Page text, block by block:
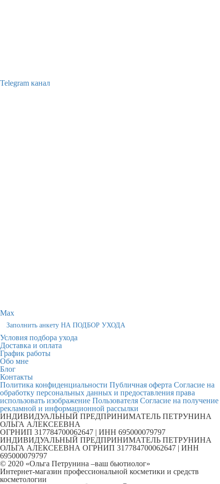
Telegram канал
Max
Заполнить анкету НА ПОДБОР УХОДА
Условия подбора ухода
Доставка и оплата
График работы
Обо мне
Блог
Контакты
Политика конфиденциальности Публичная оферта Согласие на
обработку персональных данных и предоставления права
использовать изображение Пользователя Согласие на получение
рекламной и информационной рассылки
ИНДИВИДУАЛЬНЫЙ ПРЕДПРИНИМАТЕЛЬ ПЕТРУНИНА
ОЛЬГА АЛЕКСЕЕВНА
ОГРНИП 317784700062647 | ИНН 695000079797
ИНДИВИДУАЛЬНЫЙ ПРЕДПРИНИМАТЕЛЬ ПЕТРУНИНА
ОЛЬГА АЛЕКСЕЕВНА ОГРНИП 317784700062647 | ИНН
695000079797
© 2020 «Ольга Петрунина –ваш бьютиолог»
Интернет-магазин профессиональной косметики и средств
косметологии